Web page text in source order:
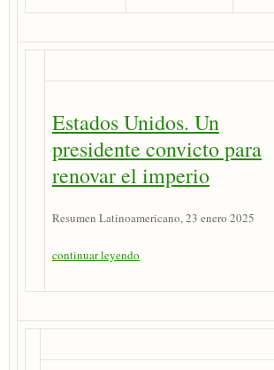
Estados Unidos. Un
presidente convicto para
renovar el imperio
Resumen Latinoamericano, 23 enero 2025
continuar leyendo